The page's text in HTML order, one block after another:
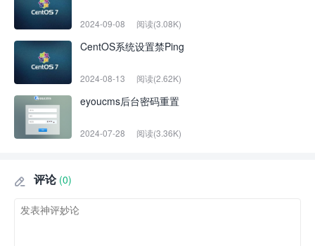
2024-09-08 阅读(3.08K)
CentOS系统设置禁Ping
2024-08-13 阅读(2.62K)
eyoucms后台密码重置
2024-07-28 阅读(3.36K)
 评论 (0)